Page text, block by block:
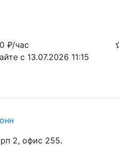
₽/час
с 13.07.2026 11:15
2, офис 255.